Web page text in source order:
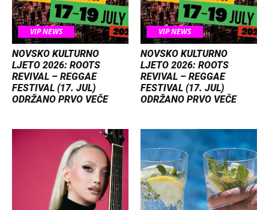
VIP NEWS
NOVSKO KULTURNO
LJETO 2026: ROOTS
REVIVAL – REGGAE
FESTIVAL (17. JUL)
ODRŽANO PRVO VEČE
VIP NEWS
NOVSKO KULTURNO
LJETO 2026: ROOTS
REVIVAL – REGGAE
FESTIVAL (17. JUL)
ODRŽANO PRVO VEČE